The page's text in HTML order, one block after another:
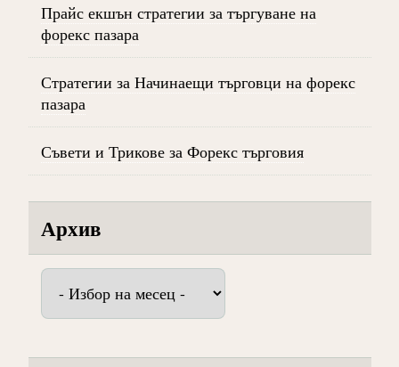
Прайс екшън стратегии за търгуване на
форекс пазара
Стратегии за Начинаещи търговци на форекс
пазара
Съвети и Трикове за Форекс търговия
Архив
Архив